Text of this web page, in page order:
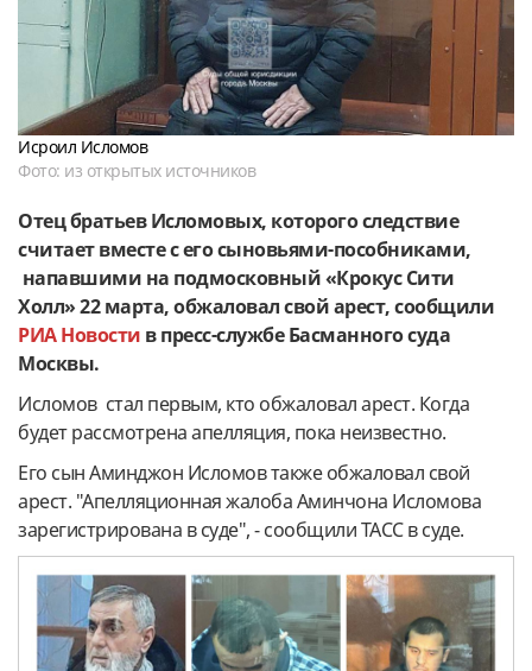
Исроил Исломов
Фото: из открытых источников
Отец братьев Исломовых, которого следствие
считает вместе с его сыновьями-пособниками,
напавшими на подмосковный «Крокус Сити
Холл» 22 марта, обжаловал свой арест, сообщили
РИА Новости в пресс-службе Басманного суда
Москвы.
Исломов стал первым, кто обжаловал арест. Когда
будет рассмотрена апелляция, пока неизвестно.
Его сын Аминджон Исломов также обжаловал свой
арест. "Апелляционная жалоба Аминчона Исломова
зарегистрирована в суде", - сообщили ТАСС в суде.